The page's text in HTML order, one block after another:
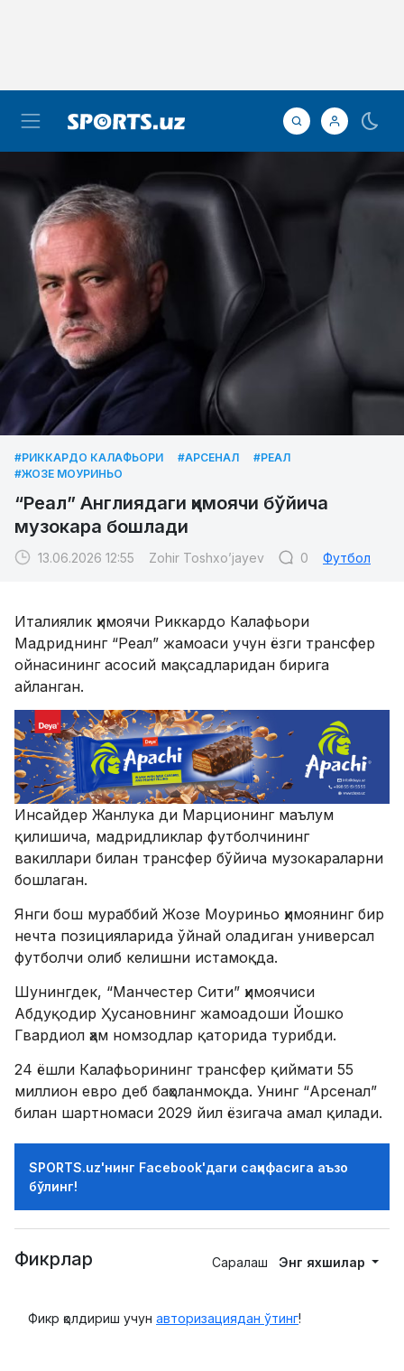
#РИККАРДО КАЛАФЬОРИ #АРСЕНАЛ
#РЕАЛ
#ЖОЗЕ МОУРИНЬО
“Реал” Англиядаги ҳимоячи бўйича
музокара бошлади
13.06.2026 12:55 Zohir Toshxo’jayev 0 Футбол
Италиялик ҳимоячи Риккардо Калафьори
Мадриднинг “Реал” жамоаси учун ёзги трансфер
ойнасининг асосий мақсадларидан бирига
айланган.
Инсайдер Жанлука ди Марционинг маълум
қилишича, мадридликлар футболчининг
вакиллари билан трансфер бўйича музокараларни
бошлаган.
Янги бош мураббий Жозе Моуриньо ҳимоянинг бир
нечта позицияларида ўйнай оладиган универсал
футболчи олиб келишни истамоқда.
Шунингдек, “Манчестер Сити” ҳимоячиси
Абдуқодир Ҳусановнинг жамоадоши Йошко
Гвардиол ҳам номзодлар қаторида турибди.
24 ёшли Калафьорининг трансфер қиймати 55
миллион евро деб баҳоланмоқда. Унинг “Арсенал”
билан шартномаси 2029 йил ёзигача амал қилади.
SPORTS.uz'нинг Facebook'даги саҳифасига аъзо
бўлинг!
Фикрлар Саралаш Энг яхшилар
Фикр қолдириш учун авторизациядан ўтинг!